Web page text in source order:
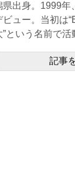
県出身。1999年
ビュー。当初は
”という名前で
記事